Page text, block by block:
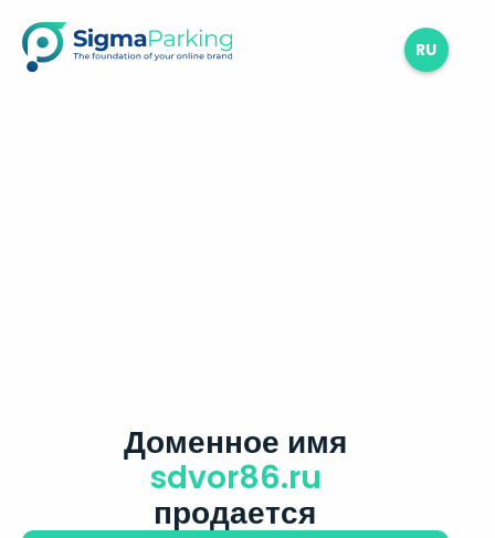
RU
Доменное имя
sdvor86.ru
продается